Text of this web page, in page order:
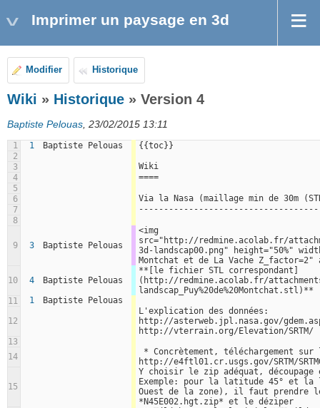
Imprimer un paysage en 3d
Modifier Historique
Wiki » Historique » Version 4
Baptiste Pelouas, 23/02/2015 13:11
1 1 Baptiste Pelouas
{{toc}}
2
3
Wiki
4
====
5
6
Via la Nasa (maillage min de 30m
7
8
9 3 Baptiste Pelouas
<img
src="http://redmine.acolab.fr/
3d-landscap00.png" height="50%"
Montchat et de La Vache Z_factor=2"
10
4 Baptiste Pelouas
**[le fichier STL correspondant]
(http://redmine.acolab.fr/
landscap_Puy%20de%20Montchat.stl)**
11
1 Baptiste Pelouas
12
L'explication des données:
http://asterweb.jpl.nasa.gov/
http://vterrain.org/Elevation/SRTM/
13
14
http://e4ftl01.cr.usgs.gov/SRTM/
15
Y choisir le zip adéquat,
Exemple: pour la latitude 45° et la
Ouest de la zone), il faut prendre
*N45E002.hgt.zip* et le déziper